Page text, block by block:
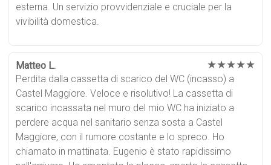
esterna. Un servizio provvidenziale e cruciale per la
vivibilità domestica.
Matteo L. ★★★★★
Perdita dalla cassetta di scarico del WC (incasso) a
Castel Maggiore. Veloce e risolutivo! La cassetta di
scarico incassata nel muro del mio WC ha iniziato a
perdere acqua nel sanitario senza sosta a Castel
Maggiore, con il rumore costante e lo spreco. Ho
chiamato in mattinata. Eugenio è stato rapidissimo